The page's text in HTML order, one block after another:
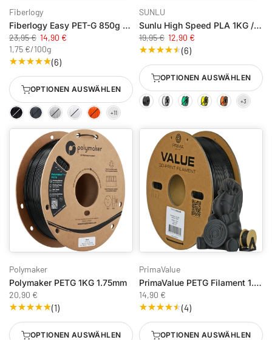
Fiberlogy
Fiberlogy Easy PET-G 850g / 1.75mm
23,95 € 14,90 €
1,75 €/100g
(6)
OPTIONEN AUSWÄHLEN
SUNLU
Sunlu High Speed PLA 1KG / 1.75mm
19,95 € 12,90 €
(6)
OPTIONEN AUSWÄHLEN
Polymaker
Polymaker PETG 1KG 1.75mm
20,90 €
(1)
OPTIONEN AUSWÄHLEN
PrimaValue
PrimaValue PETG Filament 1.75mm / 1KG
14,90 €
(4)
OPTIONEN AUSWÄHLEN